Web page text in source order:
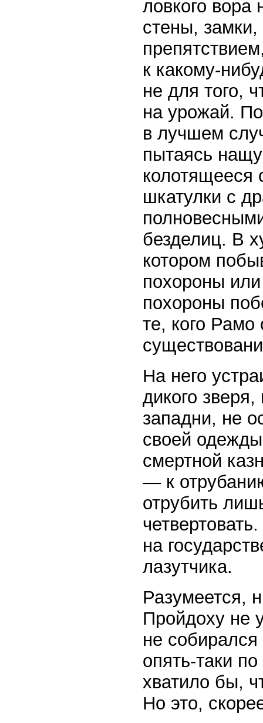
ловкого
стены,
к какому-
не для того,
на урожай.
в лучшем
пытаясь
колотящееся
шкатулки с
безделиц. В
котором
похороны
похороны
те, кого Рамо
На него
дикого
западни, не
своей
смертной
— к
отрубить
на
лазутчика.
Разумеется,
Пройдоху не
не собирался
опять-таки
хватило бы,
Но это,